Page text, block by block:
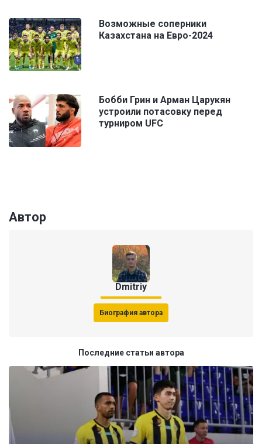
Возможные соперники
Казахстана на Евро-2024
Бобби Грин и Арман Царукян
устроили потасовку перед
турниром UFC
Автор
Dmitriy
Биография автора
Последние статьи автора